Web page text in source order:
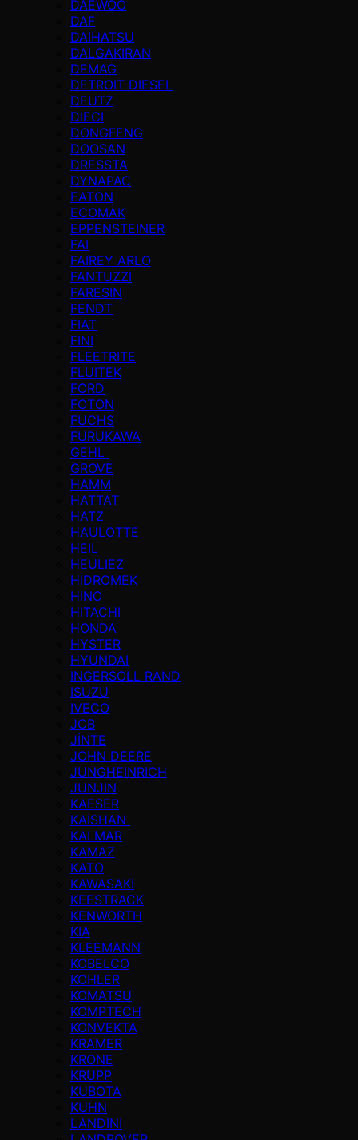
DAEWOO
DAF
DAIHATSU
DALGAKIRAN
DEMAG
DETROIT DIESEL
DEUTZ
DIECI
DONGFENG
DOOSAN
DRESSTA
DYNAPAC
EATON
ECOMAK
EPPENSTEINER
FAI
FAIREY ARLO
FANTUZZI
FARESIN
FENDT
FIAT
FINI
FLEETRITE
FLUITEK
FORD
FOTON
FUCHS
FURUKAWA
GEHL
GROVE
HAMM
HATTAT
HATZ
HAULOTTE
HEIL
HEULIEZ
HİDROMEK
HINO
HITACHI
HONDA
HYSTER
HYUNDAI
INGERSOLL RAND
ISUZU
IVECO
JCB
JİNTE
JOHN DEERE
JUNGHEINRICH
JUNJIN
KAESER
KAISHAN
KALMAR
KAMAZ
KATO
KAWASAKI
KEESTRACK
KENWORTH
KIA
KLEEMANN
KOBELCO
KOHLER
KOMATSU
KOMPTECH
KONVEKTA
KRAMER
KRONE
KRUPP
KUBOTA
KUHN
LANDINI